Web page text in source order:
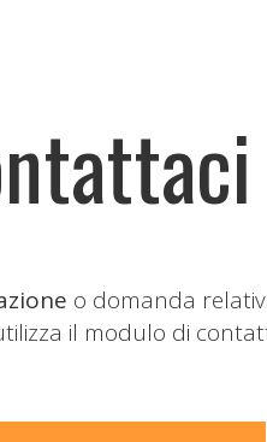
o domanda
il modulo di